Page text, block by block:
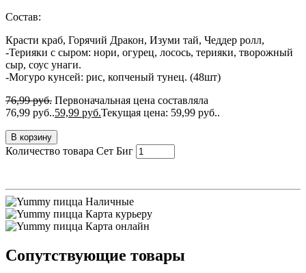
Состав:
Красти краб, Горячий Дракон, Изуми тай, Чеддер ролл,
-Терияки с сыром: нори, огурец, лосось, терияки, творожный
сыр, соус унаги.
-Могуро кунсей: рис, копченый тунец. (48шт)
76,99руб. Первоначальная цена составляла
76,99 руб..59,99 руб.Текущая цена: 59,99 руб..
В корзину
Количество товара Сет Биг
Наличные
Карта курьеру
Карта онлайн
Сопутствующие товары